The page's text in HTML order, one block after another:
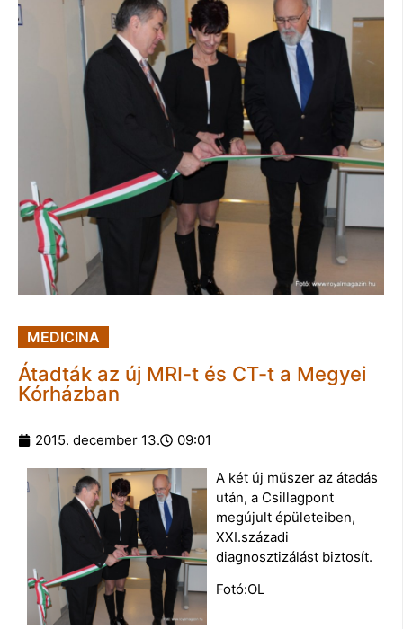
MEDICINA
Átadták az új MRI-t és CT-t a Megyei
Kórházban
2015. december 13. 09:01
A két új műszer az átadás
után, a Csillagpont
megújult épületeiben,
XXI.századi
diagnosztizálást biztosít.
Fotó:OL